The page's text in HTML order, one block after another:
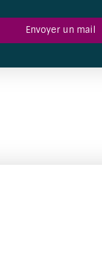
Envoyer un mail